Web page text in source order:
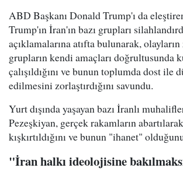
ABD Başkanı Donald Trump'ı da
Trump'ın İran'ın bazı grupları
açıklamalarına atıfta bulunarak,
grupların kendi amaçları doğrultusunda
çalışıldığını ve bunun toplumda dost ile
edilmesini zorlaştırdığını savundu.
Yurt dışında yaşayan bazı İranlı
Pezeşkiyan, gerçek rakamların
kışkırtıldığını ve bunun "ihanet"
"İran halkı ideolojisine